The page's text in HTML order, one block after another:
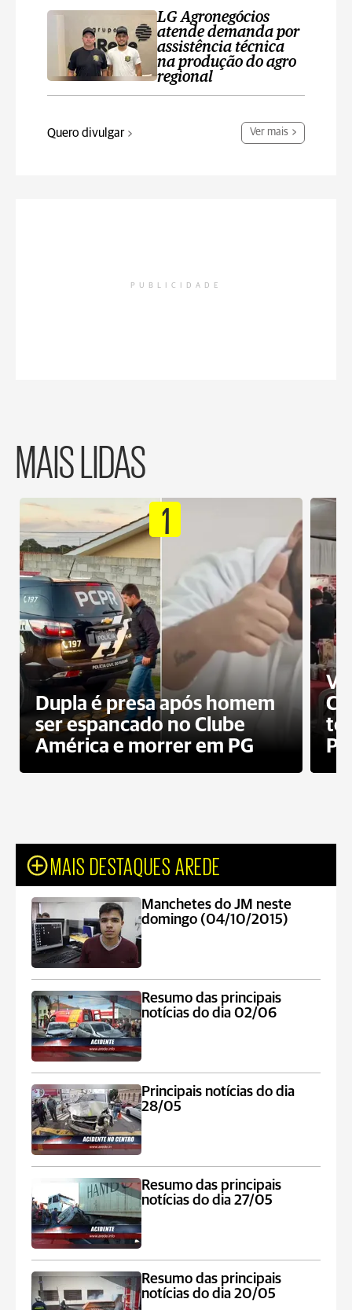
LG Agronegócios
atende demanda por
assistência técnica
na produção do agro
regional
Quero divulgar Ver mais
PUBLICIDADE
MAIS LIDAS
1
Dupla é presa após homem
ser espancado no Clube
América e morrer em PG
PG
MAIS DESTAQUES AREDE
Manchetes do JM neste
domingo (04/10/2015)
Resumo das principais
notícias do dia 02/06
Principais notícias do dia
28/05
Resumo das principais
notícias do dia 27/05
Resumo das principais
notícias do dia 20/05